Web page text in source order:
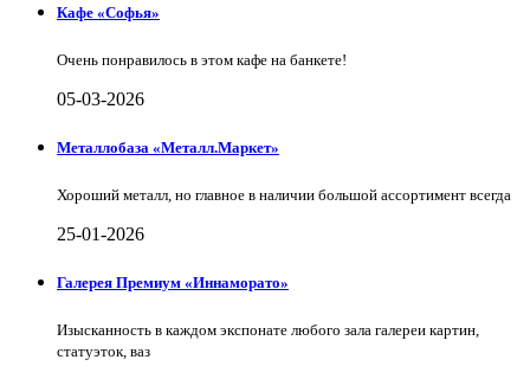
Кафе «Софья»
Очень понравилось в этом кафе на банкете!
05-03-2026
Металлобаза «Металл.Маркет»
Хороший металл, но главное в наличии большой ассортимент всегда
25-01-2026
Галерея Премиум «Иннаморато»
Изысканность в каждом экспонате любого зала галереи картин,
статуэток, ваз